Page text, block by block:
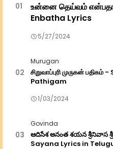
உன்னை தெய்வம்
Enbatha Lyrics
5/27/2024
Murugan
சிறுவாப்புரி முருகன்
Pathigam
1/03/2024
Govinda
ఆదిసేశ అనంత శయన శ్రీనివాస
Sayana Lyrics in